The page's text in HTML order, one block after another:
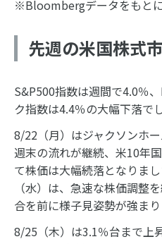
※Bloombergデータをもと
先週の米国株式
S&P500指数は週間で4.0％
ク指数は4.4％の大幅下落で
8/22（月）はジャクソンホ
週末の流れが継続、米10年
て株価は大幅続落となりま
（水）は、急速な株価調整
合を前に様子見姿勢が強まり
8/25（木）は3.1％台まで上